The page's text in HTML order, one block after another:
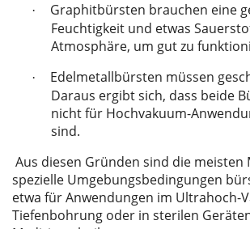
·
Graphitbürsten brauchen eine
Feuchtigkeit und etwas
Atmosphäre, um gut zu
·
Edelmetallbürsten müssen
Daraus ergibt sich, dass beide
nicht für Hochvakuum-
sind.
Aus diesen Gründen sind die
spezielle Umgebungsbedingungen
etwa für Anwendungen im Ultrahoch-
Tiefenbohrung oder in sterilen